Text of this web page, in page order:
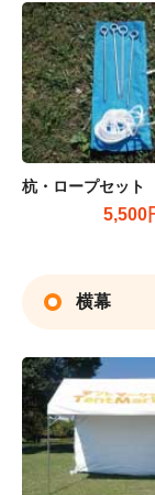
杭・ロープセット
5,500
横幕